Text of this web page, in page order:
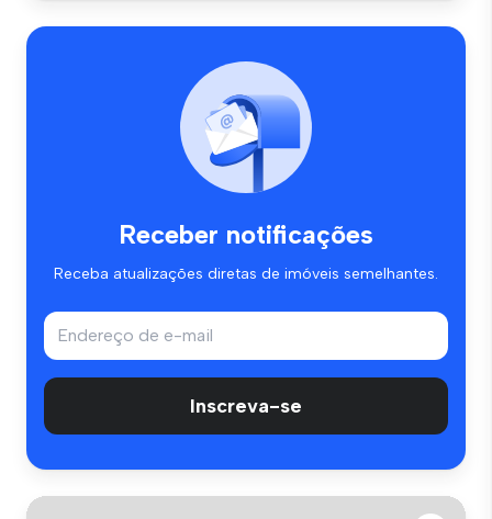
Receber notificações
Receba atualizações diretas de imóveis semelhantes.
Inscreva-se